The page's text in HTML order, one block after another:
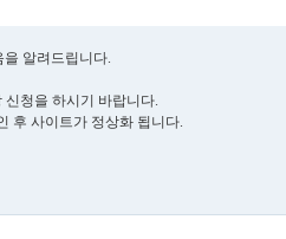
을 알려드립니다.
청을 하시기 바랍니다.
후 사이트가 정상화 됩니다.